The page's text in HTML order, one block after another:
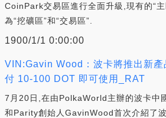
CoinPark交易區進行全面升級,現有的“主
為“挖礦區”和“交易區”.
1900/1/1 0:00:00
VIN:Gavin Wood：波卡將推出新
付 10-100 DOT 即可使用_RAT
7月20日,在由PolkaWorld主辦的波卡中
和Parity創始人GavinWood首次介紹了